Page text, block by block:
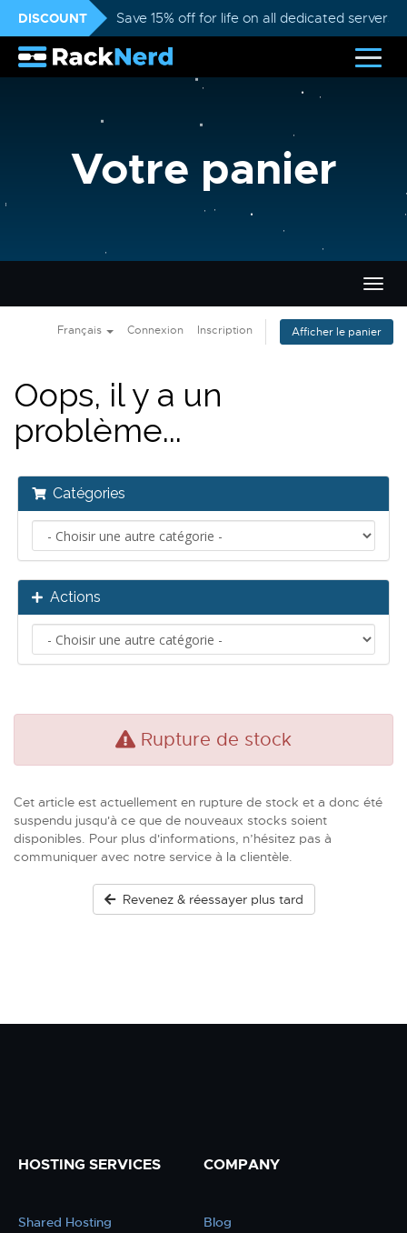
DISCOUNT Save 15% off for life on all dedicated servers
Votre panier
la
Français Connexion Inscription Afficher le panier
Oops, il y a un
problème...
Catégories
Actions
Rupture de stock
Cet article est actuellement en rupture de stock et a donc été
suspendu jusqu'à ce que de nouveaux stocks soient
disponibles. Pour plus d'informations, n’hésitez pas à
communiquer avec notre service à la clientèle.
Revenez & réessayer plus tard
HOSTING SERVICES
Shared Hosting
COMPANY
Blog